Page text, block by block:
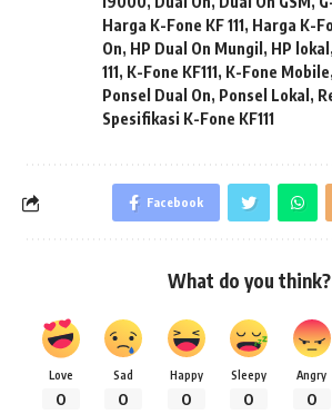
Harga K-Fone KF 111, Harga K-
On, HP Dual On Mungil , HP lokal ,
111, K-Fone KF111, K-Fone Mobile,
Ponsel Dual On, Ponsel Lokal ,
Spesifikasi K-Fone KF111
Facebook
What do you think?
Love
0
Sad
0
Happy
0
Sleepy
0
Angry
0